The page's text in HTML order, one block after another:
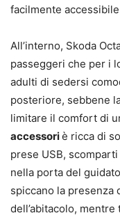
facilmente
All’interno, Skoda
passeggeri che per i
adulti di sedersi
posteriore, sebbene
limitare il comfort di
accessoriè ricca di
prese USB,
nella porta del
spiccano la presenza
dell’abitacolo,